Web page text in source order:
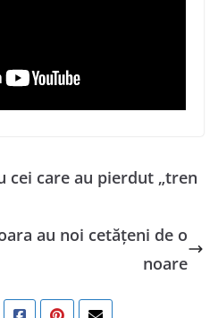
cei care au pierdut „tren
au noi cetățeni de o
noare